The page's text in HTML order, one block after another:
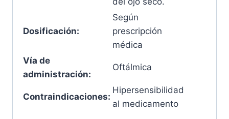
Dosificación:
Según
prescripción
médica
Vía de
administración:
Oftálmica
Contraindicaciones:
Hipersensibilidad
al medicamento